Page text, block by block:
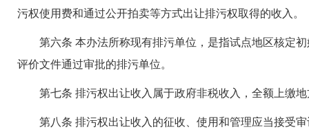
污权使用费和通过公开拍卖等方式出让排污权取得的收入。
第六条 本办法所称现有排污单位，是指试点地区核定初
评价文件通过审批的排污单位。
第七条 排污权出让收入属于政府非税收入，全额上缴地
第八条 排污权出让收入的征收、使用和管理应当接受审